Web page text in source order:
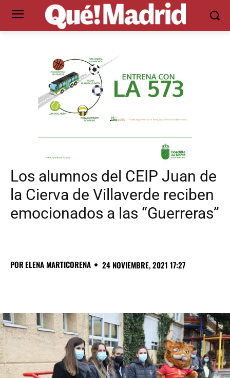
Los alumnos del CEIP Juan de
la Cierva de Villaverde reciben
emocionados a las “Guerreras”
POR ELENA MARTICORENA 24 NOVIEMBRE, 2021 17:27